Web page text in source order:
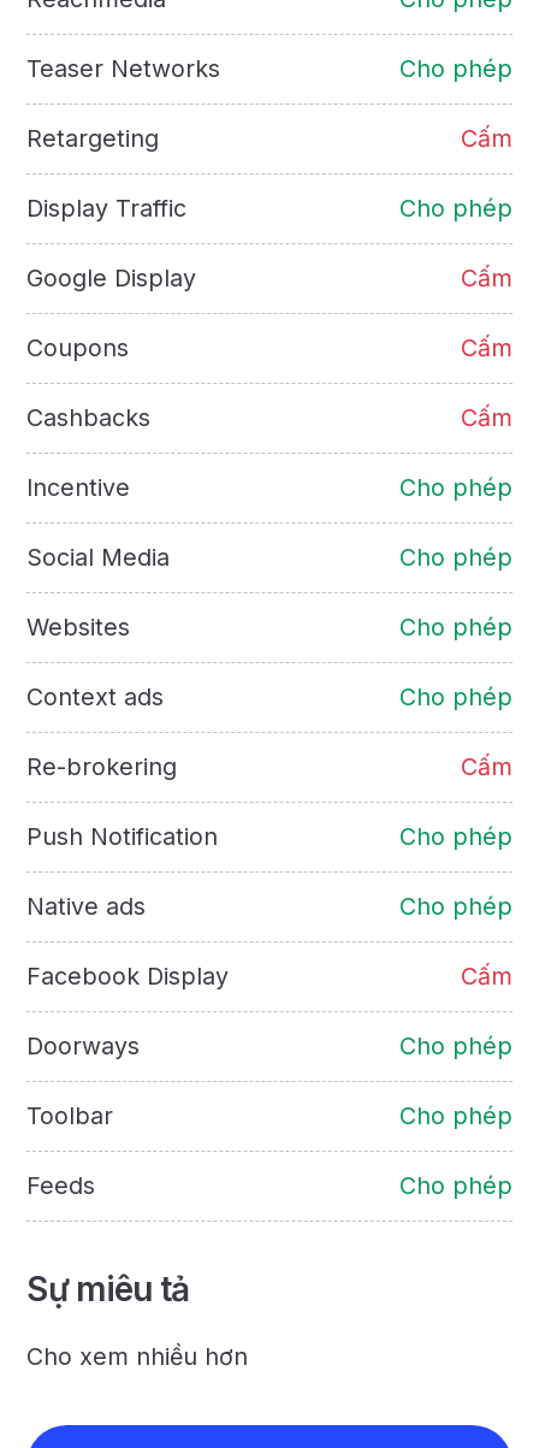
Teaser Networks Cho phép
Retargeting Cấm
Display Traffic Cho phép
Google Display Cấm
Coupons Cấm
Cashbacks Cấm
Incentive Cho phép
Social Media Cho phép
Websites Cho phép
Context ads Cho phép
Re-brokering Cấm
Push Notification Cho phép
Native ads Cho phép
Facebook Display Cấm
Doorways Cho phép
Toolbar Cho phép
Feeds Cho phép
Sự miêu tả
Cho xem nhiều hơn